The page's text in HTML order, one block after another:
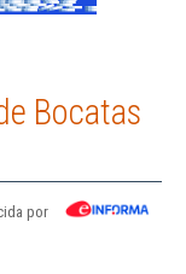
Bocatas
por